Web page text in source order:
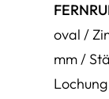
oval /
mm /